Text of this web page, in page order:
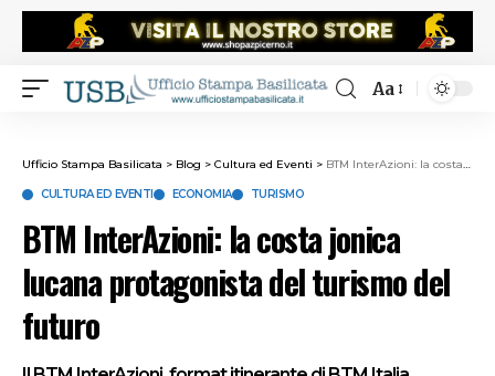
Aa
Ufficio Stampa Basilicata > Blog > Cultura ed Eventi > BTM InterAzioni: la costa jonica lucana protagonista del turismo del futuro
CULTURA ED EVENTI ECONOMIA TURISMO
BTM InterAzioni: la costa jonica
lucana protagonista del turismo del
futuro